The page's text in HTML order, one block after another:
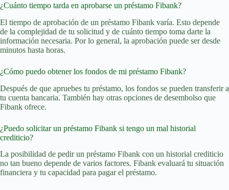
¿Cuánto tiempo tarda en aprobarse un préstamo Fibank?
El tiempo de aprobación de un préstamo Fibank varía. Esto depende
de la complejidad de tu solicitud y de cuánto tiempo toma darte la
información necesaria. Por lo general, la aprobación puede ser desde
minutos hasta horas.
¿Cómo puedo obtener los fondos de mi préstamo Fibank?
Después de que apruebes tu préstamo, los fondos se pueden transferir a
tu cuenta bancaria. También hay otras opciones de desembolso que
Fibank ofrece.
¿Puedo solicitar un préstamo Fibank si tengo un mal historial
crediticio?
La posibilidad de pedir un préstamo Fibank con un historial crediticio
no tan bueno depende de varios factores. Fibank evaluará tu situación
financiera y tu capacidad para pagar el préstamo.